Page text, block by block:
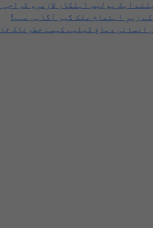
کے زیرِ اہتمام ملک گیر آگاہی مہم!
انسانی دماغ کیلیے کیسے خطرناک